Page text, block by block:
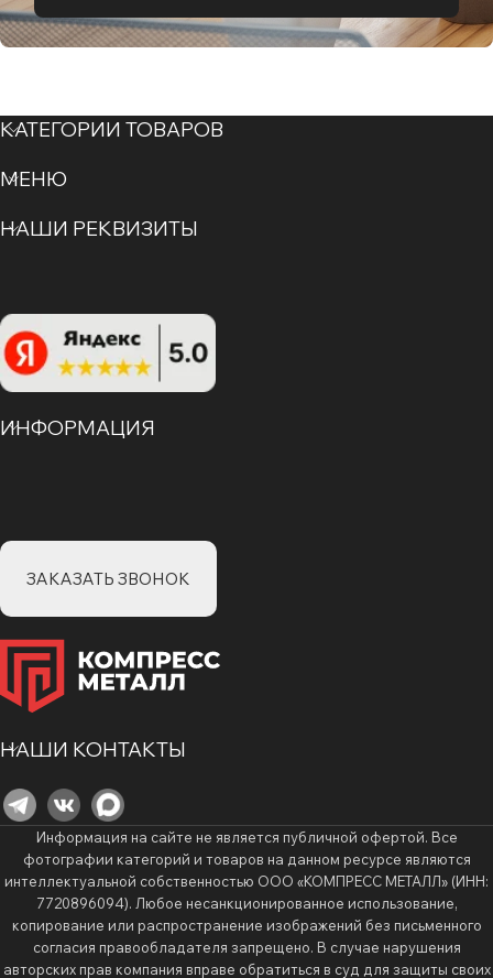
КАТЕГОРИИ ТОВАРОВ
МЕНЮ
НАШИ РЕКВИЗИТЫ
ИНФОРМАЦИЯ
ЗАКАЗАТЬ ЗВОНОК
НАШИ КОНТАКТЫ
Информация на сайте не является публичной офертой. Все
фотографии категорий и товаров на данном ресурсе являются
интеллектуальной собственностью ООО «КОМПРЕСС МЕТАЛЛ» (ИНН:
7720896094). Любое несанкционированное использование,
копирование или распространение изображений без письменного
согласия правообладателя запрещено. В случае нарушения
авторских прав компания вправе обратиться в суд для защиты своих